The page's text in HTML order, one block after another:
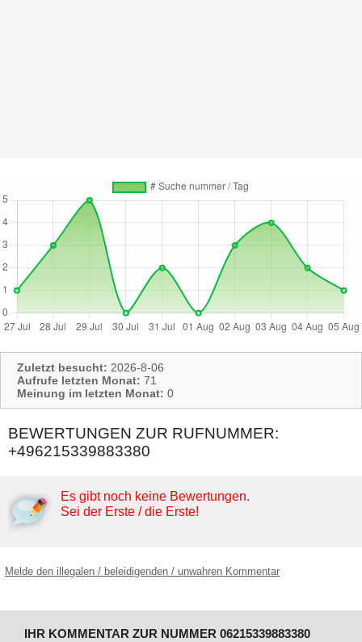
Zuletzt besucht: 2026-8-06
Aufrufe letzten Monat: 71
Meinung im letzten Monat: 0
BEWERTUNGEN ZUR RUFNUMMER:
+496215339883380
Es gibt noch keine Bewertungen.
Sei der Erste / die Erste!
Melde den illegalen / beleidigenden / unwahren Kommentar
IHR KOMMENTAR ZUR NUMMER 06215339883380